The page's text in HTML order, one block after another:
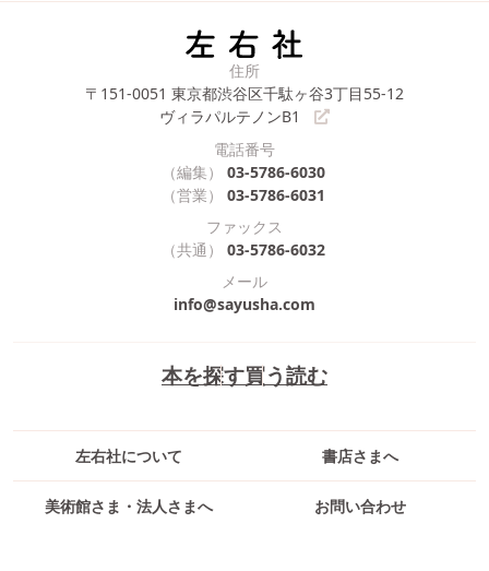
本を探す買う読む
左右社について 書店さまへ
美術館さま・法人さまへ お問い合わせ
住所
〒151-0051 東京都渋谷区千駄ヶ谷3丁目55-12
ヴィラパルテノンB1
電話番号
（編集）
03-5786-6030
（営業）
03-5786-6031
ファックス
（共通）
03-5786-6032
メール
info@sayusha.com